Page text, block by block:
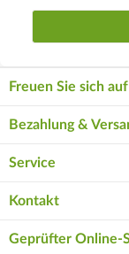
Freuen Sie sich
Bezahlung &
Service
Kontakt
Geprüfter Online-